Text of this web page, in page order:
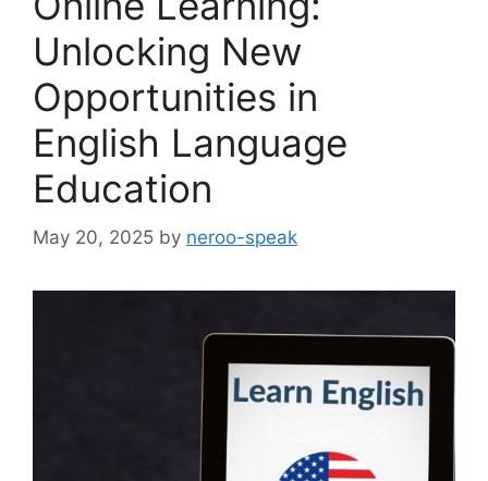
Unlocking New
Opportunities in
English Language
Education
May 20, 2025 by neroo-speak